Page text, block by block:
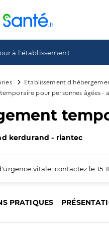
à l'établissement
Etablissement
pour personnes âgées -
kerdurand - riantec
vitale, contactez le
PRATIQUES
cookies